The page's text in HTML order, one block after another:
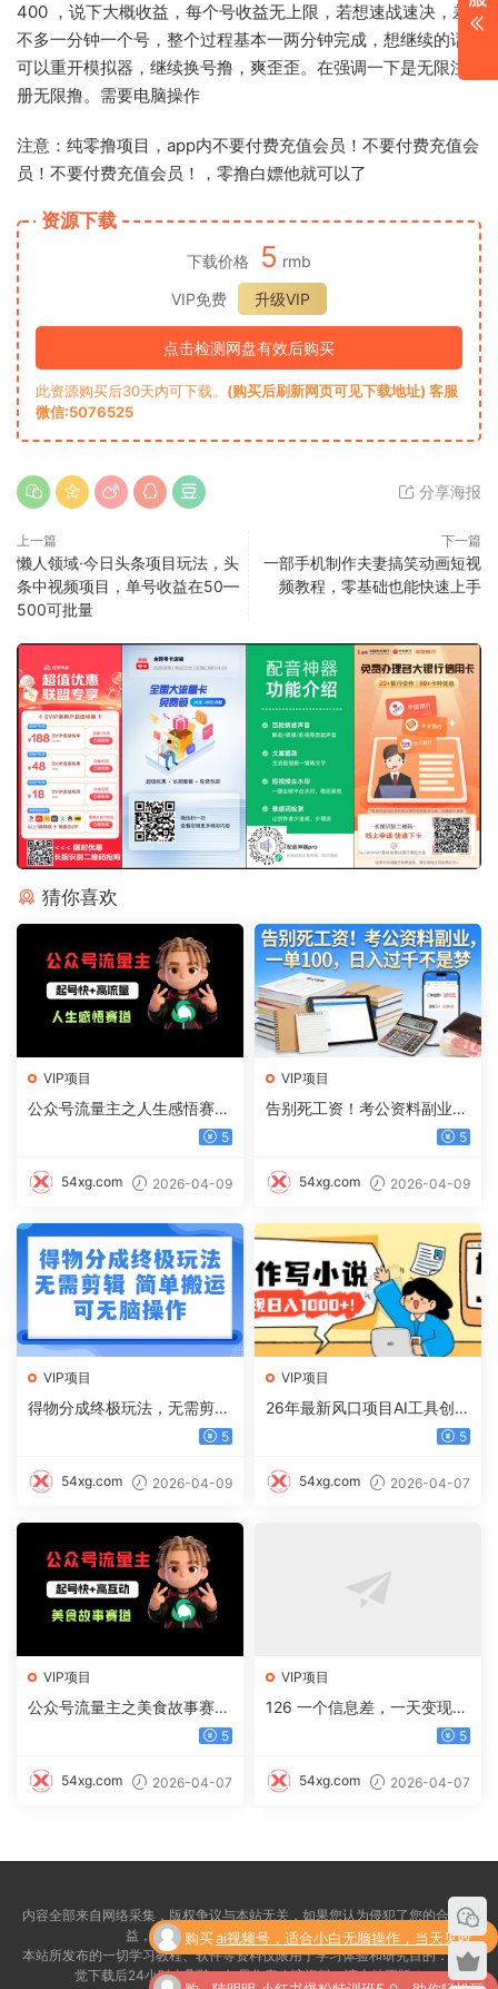
400 ，说下大概收益，每个号收益无上限，若想速战速决，差
不多一分钟一个号，整个过程基本一两分钟完成，想继续的话
可以重开模拟器，继续换号撸，爽歪歪。在强调一下是无限注
册无限撸。需要电脑操作
注意：纯零撸项目，app内不要付费充值会员！不要付费充值会
员！不要付费充值会员！，零撸白嫖他就可以了
资源下载
下载价格 5 rmb
VIP免费
升级VIP
点击检测网盘有效后购买
此资源购买后30天内可下载。 (购买后刷新网页可见下载地址) 客服
微信:5076525
分享海报
上一篇
懒人领域·今日头条项目玩法，头
条中视频项目，单号收益在50—
500可批量
下一篇
一部手机制作夫妻搞笑动画短视
频教程，零基础也能快速上手
猜你喜欢
VIP项目
公众号流量主之人生感悟赛
道，起号快+高流量，单日阅5
54xg.com 2026-04-09
VIP项目
告别死工资！考公资料副业，
一单 100，日入过千不是梦 5
54xg.com 2026-04-09
VIP项目
得物分成终极玩法，无需剪
5
54xg.com 2026-04-09
VIP项目
26年最新风口项目AI工具创作
写小说，轻松实现日入1000+
5
54xg.com 2026-04-07
VIP项目
公众号流量主之美食故事赛
道，起号快+高互动，8天就 5
54xg.com 2026-04-07
VIP项目
126 一个信息差，一天变现5
00+，需求量大，复购强，无
益
5
54xg.com 2026-04-07
内容全部来自网络采集，版权争议与本站无关，如果您认为侵犯了您的合法权
益，请联系我们5076525@qq.com删除！
本站所发布的一切学习教程、软件等资料仅限用于学习体验和研究目的：请自
觉下载后24小时内删除，如果您喜欢该资料，请支特正版！
购买
了
ai视频号，适合小白无脑操作，当天见收
益，轻松日入500+
购
陆明明·小红书爆粉特训班5.0，助你轻松玩